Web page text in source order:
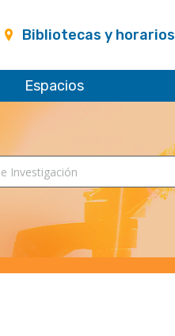
Bibliotecas y horarios
Espacios